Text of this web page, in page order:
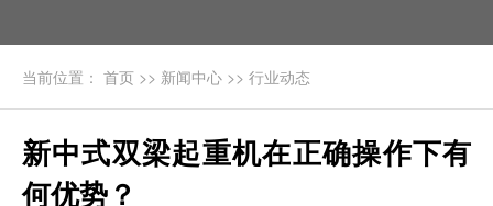
当前位置： 首页>> 新闻中心>> 行业动态
新中式双梁起重机在正确操作下有
何优势？